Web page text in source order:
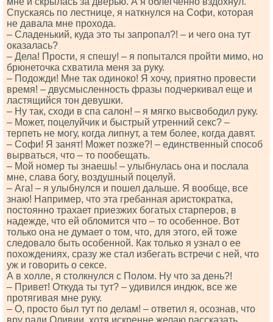
Спускаясь по лестнице, я наткнулся на Софи, которая
не давала мне прохода.
– Сладенький, куда это ты запропал?! – и чего она тут
оказалась?
– Дела! Прости, я спешу! – я попытался пройти мимо, но
брюнеточка схватила меня за руку.
– Подожди! Мне так одиноко! Я хочу, приятно провести
время! – двусмысленность фразы подчеркивал еще и
ластящийся тон девушки.
– Ну так, сходи в спа салон! – я мягко высвободил руку.
– Может, поцелуйчик и быстрый утренний секс? –
терпеть не могу, когда липнут, а тем более, когда давят.
– Софи! Я занят! Может позже?! – единственный способ
вырваться, что – то пообещать.
– Мой номер ты знаешь! – улыбнулась она и послала
мне, слава богу, воздушный поцелуй.
– Ага! – я улыбнулся и пошел дальше. Я вообще, все
знаю! Например, что эта гребанная аристократка,
постоянно трахает приезжих богатых старперов, в
надежде, что ей обломится что – то особенное. Вот
только она не думает о том, что, для этого, ей тоже
следовало быть особенной. Как только я узнал о ее
похождениях, сразу же стал избегать встречи с ней, что
уж и говорить о сексе.
А в холле, я столкнулся с Полом. Ну что за день?!
– Привет! Откуда ты тут? – удивился индюк, все же
протягивая мне руку.
– О, просто был тут по делам! – ответил я, осознав, что
вру ради Оливии, хотя искренне желаю рассказать